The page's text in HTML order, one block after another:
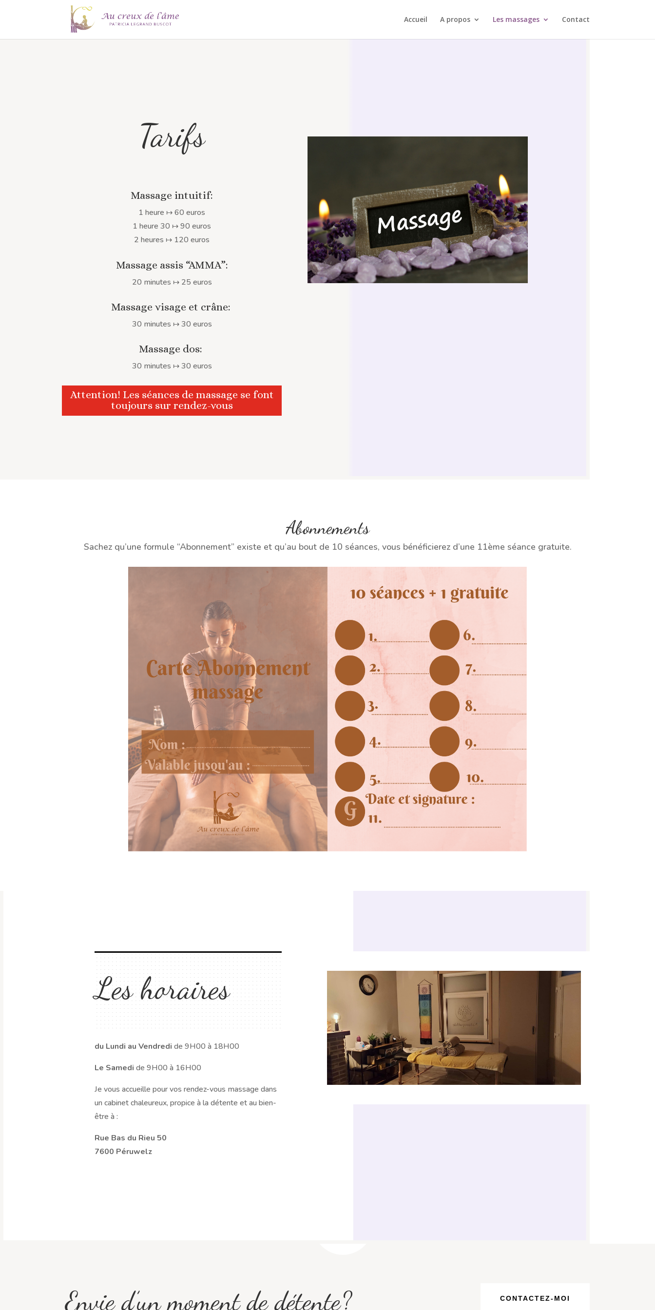
Accueil A propos Les massages Contact
Tarifs
Massage intuitif:
1 heure ↦60 euros
1 heure 30 ↦90 euros
2 heures ↦ 120 euros
Massage assis “AMMA”:
20 minutes ↦25 euros
Massage visage et crâne:
30 minutes ↦30 euros
Massage dos:
30 minutes ↦30 euros
Attention! Les séances de massage se font
toujours sur rendez-vous
Abonnements
Sachez qu’une formule “Abonnement” existe et qu’au bout de 10 séances, vous bénéficierez d’une 11ème séance gratuite.
Les horaires
du Lundi au Vendredi de 9H00 à 18H00
Le Samedi de 9H00 à 16H00
Je vous accueille pour vos rendez-vous massage dans
un cabinet chaleureux, propice à la détente et au bien-
être à :
Rue Bas du Rieu 50
7600 Péruwelz
Envie d’un moment de détente? CONTACTEZ-MOI